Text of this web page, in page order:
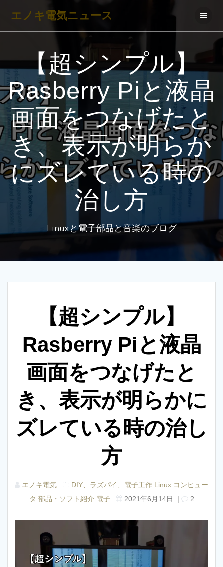
テ
ツ
ッ
プ
エノキ電気ニュース
【超シンプル】
Rasberry Piと液晶
画面をつなげたと
き、表示が明らか
にズレている時の
治し方
Linuxと電子部品と音楽のブログ
【超シンプル】
Rasberry Piと液晶
画面をつなげたと
き、表示が明らかに
ズレている時の治し
方
エノキ電気 DIY、ラズパイ、電子工作 Linux コンピュー
タ 部品・ソフト紹介 電子 2021年6月14日 | 2